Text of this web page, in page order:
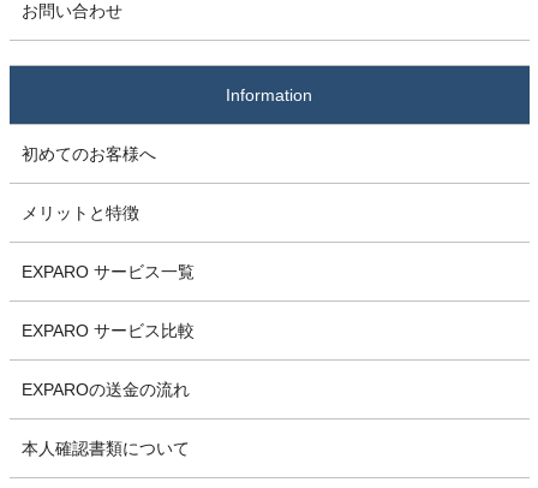
お問い合わせ
Information
初めてのお客様へ
メリットと特徴
EXPARO サービス一覧
EXPARO サービス比較
EXPAROの送金の流れ
本人確認書類について